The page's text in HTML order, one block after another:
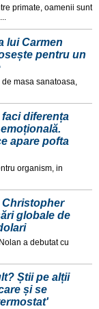
primate, oamenii sunt
lui Carmen
pentru un
masa sanatoasa,
diferența
apare pofta
organism, in
Christopher
globale de
a debutat cu
Știi pe alții
și se